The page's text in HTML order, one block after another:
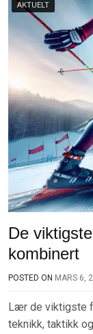
AKTUELT
De
kombinert
POSTED ON MARS 6,
Lær de viktigste
teknikk, taktikk